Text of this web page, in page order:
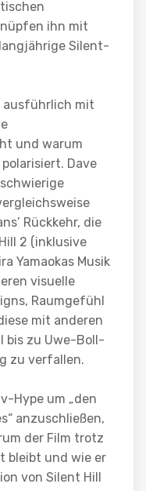
ihn mit
Silent-
ausführlich mit
und warum
Dave
Rückkehr, die
2 (inklusive
Yamaokas Musik
visuelle
Raumgefühl
mit anderen
bis zu Uwe-Boll-
zu verfallen.
Hype um „den
anzuschließen,
der Film trotz
bleibt und wie er
von Silent Hill